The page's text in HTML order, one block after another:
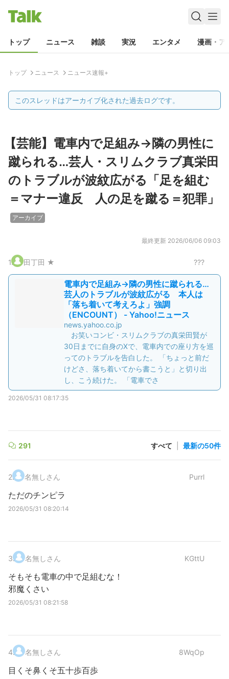
トップ ニュース 雑談 実況 エンタメ 漫画・ア
トップ ニュース ニュース速報+
このスレッドはアーカイブ化された過去ログです。
【芸能】電車内で足組み→隣の男性に
蹴られる…芸人・スリムクラブ真栄田
のトラブルが波紋広がる「足を組む
＝マナー違反 人の足を蹴る＝犯罪」
アーカイブ
最終更新 2026/06/06 09:03
1. 田丁田 ★ ???
電車内で足組み→隣の男性に蹴られる…
芸人のトラブルが波紋広がる 本人は
「落ち着いて考えろよ」強調
（ENCOUNT） - Yahoo!ニュース
news.yahoo.co.jp
お笑いコンビ・スリムクラブの真栄田賢が
30日までに自身のXで、電車内での座り方を巡
ってのトラブルを告白した。 「ちょっと前だ
けどさ、落ち着いてから書こうと」と切り出
し、こう続けた。 「電車でさ
2026/05/31 08:17:35
291 すべて 最新の50件
2. 名無しさん Purrl
ただのチンピラ
2026/05/31 08:20:14
3. 名無しさん KGttU
そもそも電車の中で足組むな！
邪魔くさい
2026/05/31 08:21:58
4. 名無しさん 8WqOp
目くそ鼻くそ五十歩百歩